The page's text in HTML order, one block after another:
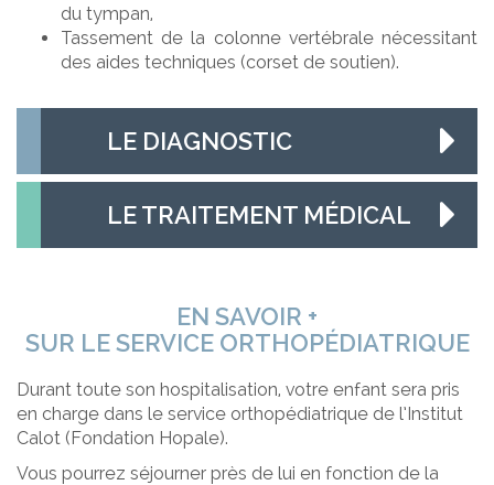
du tympan,
Tassement de la colonne vertébrale nécessitant
des aides techniques (corset de soutien).
LE DIAGNOSTIC
LE TRAITEMENT MÉDICAL
EN SAVOIR +
SUR LE SERVICE ORTHOPÉDIATRIQUE
Durant toute son hospitalisation, votre enfant sera pris
en charge dans le service orthopédiatrique de l’Institut
Calot (Fondation Hopale).
Vous pourrez séjourner près de lui en fonction de la